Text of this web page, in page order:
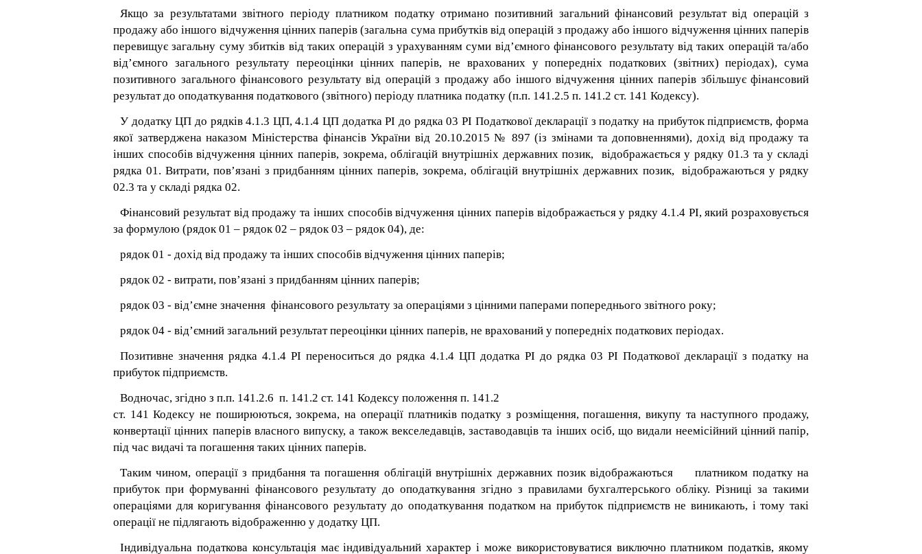
Якщо за результатами звітного періоду платником податку отримано позитивний загальний фінансовий результат від операцій з
продажу або іншого відчуження цінних паперів (загальна сума прибутків від операцій з продажу або іншого відчуження цінних паперів
перевищує загальну суму збитків від таких операцій з урахуванням суми від’ємного фінансового результату від таких операцій та/або
від’ємного загального результату переоцінки цінних паперів, не врахованих у попередніх податкових (звітних) періодах), сума
позитивного загального фінансового результату від операцій з продажу або іншого відчуження цінних паперів збільшує фінансовий
результат до оподаткування податкового (звітного) періоду платника податку (п.п. 141.2.5 п. 141.2 ст. 141 Кодексу).
У додатку ЦП до рядків 4.1.3 ЦП, 4.1.4 ЦП додатка РІ до рядка 03 РІ Податкової декларації з податку на прибуток підприємств, форма
якої затверджена наказом Міністерства фінансів України від 20.10.2015 № 897 (із змінами та доповненнями), дохід від продажу та
інших способів відчуження цінних паперів, зокрема, облігацій внутрішніх державних позик, відображається у рядку 01.3 та у складі
рядка 01. Витрати, пов’язані з придбанням цінних паперів, зокрема, облігацій внутрішніх державних позик, відображаються у рядку
02.3 та у складі рядка 02.
Фінансовий результат від продажу та інших способів відчуження цінних паперів відображається у рядку 4.1.4 РІ, який розраховується
за формулою (рядок 01 – рядок 02 – рядок 03 – рядок 04), де:
рядок 01 - дохід від продажу та інших способів відчуження цінних паперів;
рядок 02 - витрати, пов’язані з придбанням цінних паперів;
рядок 03 - від’ємне значення фінансового результату за операціями з цінними паперами попереднього звітного року;
рядок 04 - від’ємний загальний результат переоцінки цінних паперів, не врахований у попередніх податкових періодах.
Позитивне значення рядка 4.1.4 РІ переноситься до рядка 4.1.4 ЦП додатка РІ до рядка 03 РІ Податкової декларації з податку на
прибуток підприємств.
Водночас, згідно з п.п. 141.2.6 п. 141.2 ст. 141 Кодексу положення п. 141.2
ст. 141 Кодексу не поширюються, зокрема, на операції платників податку з розміщення, погашення, викупу та наступного продажу,
конвертації цінних паперів власного випуску, а також векселедавців, заставодавців та інших осіб, що видали неемісійний цінний папір,
під час видачі та погашення таких цінних паперів.
Таким чином, операції з придбання та погашення облігацій внутрішніх державних позик відображаються платником податку на
прибуток при формуванні фінансового результату до оподаткування згідно з правилами бухгалтерського обліку. Різниці за такими
операціями для коригування фінансового результату до оподаткування податком на прибуток підприємств не виникають, і тому такі
операції не підлягають відображенню у додатку ЦП.
Індивідуальна податкова консультація має індивідуальний характер і може використовуватися виключно платником податків, якому